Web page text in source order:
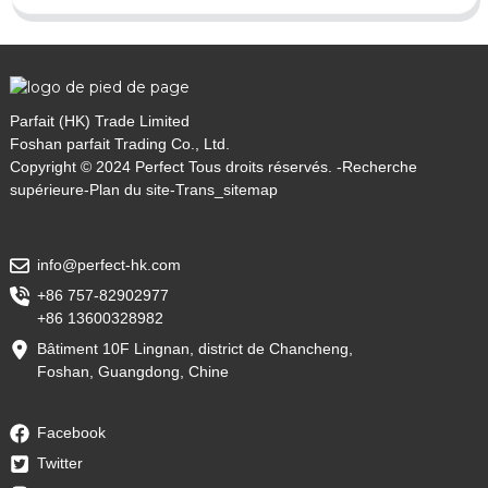
Parfait (HK) Trade Limited
Foshan parfait Trading Co., Ltd.
Copyright © 2024 Perfect Tous droits réservés. -Recherche
supérieure-Plan du site-Trans_sitemap
info@perfect-hk.com
+86 757-82902977
+86 13600328982
Bâtiment 10F Lingnan, district de Chancheng,
Foshan, Guangdong, Chine
Facebook
Twitter